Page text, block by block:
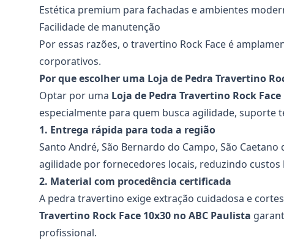
Estética premium para fachadas e ambientes
Facilidade de manutenção
Por essas razões, o travertino Rock Face é
corporativos.
Por que escolher uma Loja de Pedra Travertino
Optar por uma Loja de Pedra Travertino Rock Face
especialmente para quem busca agilidade, suporte
1. Entrega rápida para toda a região
Santo André, São Bernardo do Campo, São
agilidade por fornecedores locais, reduzindo custos
2. Material com procedência certificada
A pedra travertino exige extração cuidadosa e
Travertino Rock Face 10x30 no ABC Paulista
profissional.